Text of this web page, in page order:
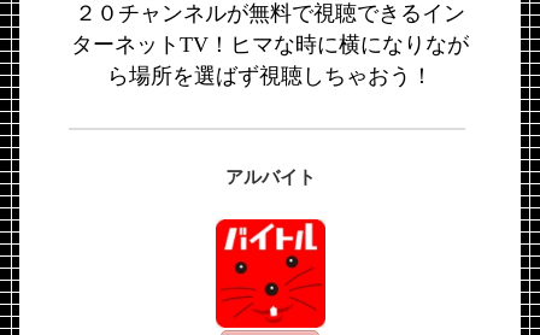
２０チャンネルが無料で視聴できるイン
ターネットTV！ヒマな時に横になりなが
ら場所を選ばず視聴しちゃおう！
アルバイト